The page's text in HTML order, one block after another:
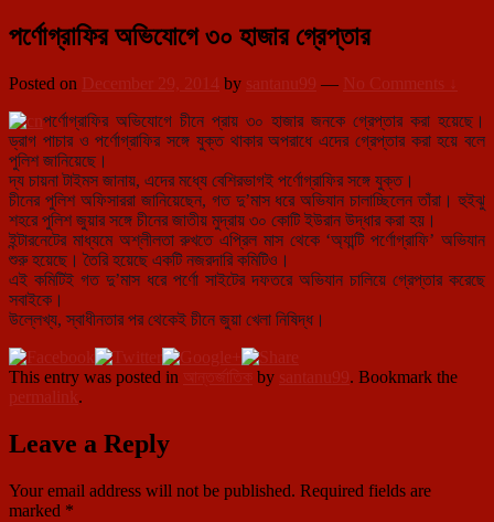
পর্ণোগ্রাফির অভিযোগে ৩০ হাজার গ্রেপ্তার
Posted on December 29, 2014 by santanu99 — No Comments ↓
পর্ণোগ্রাফির অভিযোগে চীনে প্রায় ৩০ হাজার জনকে গ্রেপ্তার করা হয়েছে।
ড্রাগ পাচার ও পর্ণোগ্রাফির সঙ্গে যুক্ত থাকার অপরাধে এদের গ্রেপ্তার করা হয়ে বলে
পুলিশ জানিয়েছে।
দ্য চায়না টাইমস জানায়, এদেরমধ্যে বেশিরভাগই পর্ণোগ্রাফির সঙ্গে যুক্ত।
চীনের পুলিশ অফিসাররা জানিয়েছেন, গত দু’মাস ধরে অভিযান চালাচ্ছিলেন তাঁরা। হুইঝু
শহরে পুলিশ জুয়ার সঙ্গে চীনের জাতীয় মুদ্রায় ৩০ কোটি ইউরান উদ্ধার করা হয়।
ইন্টারনেটের মাধ্যমে অশ্লীলতা রুখতে এপ্রিল মাস থেকে ‘অ্যান্টি পর্ণোগ্রাফি’ অভিযান
শুরু হয়েছে। তৈরি হয়েছে একটি নজরদারি কমিটিও।
এই কমিটিই গত দু’মাস ধরে পর্ণো সাইটের দফতরে অভিযান চালিয়ে গ্রেপ্তার করেছে
সবাইকে।
উল্লেখ্য, স্বাধীনতার পর থেকেই চীনে জুয়া খেলা নিষিদ্ধ।
This entry was posted in আন্তর্জাতিক by santanu99. Bookmark the
permalink.
Leave a Reply
Your email address will not be published. Required fields are
marked *